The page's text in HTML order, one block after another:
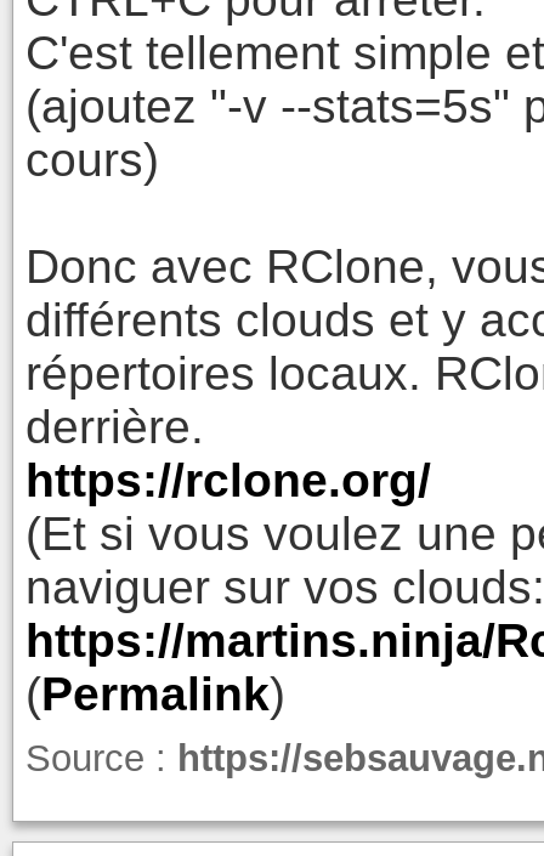
C'est tellement simple
(ajoutez "-v --stats=5s"
cours)
Donc avec RClone,
différents clouds et y
répertoires locaux.
derrière.
https://rclone.org/
(Et si vous voulez une
naviguer sur vos clouds:
https://martins.ninja/
(Permalink)
Source : https://